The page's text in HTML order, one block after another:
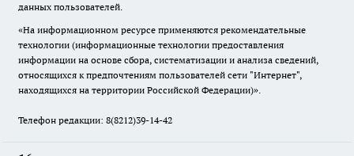
данных пользователей.
«На информационном ресурсе применяются рекомендательные
технологии (информационные технологии предоставления
информации на основе сбора, систематизации и анализа сведений,
относящихся к предпочтениям пользователей сети "Интернет",
находящихся на территории Российской Федерации)».
Телефон редакции: 8(8212)39-14-42